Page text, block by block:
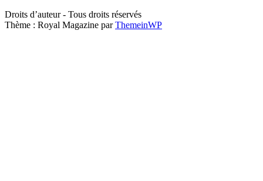
Droits d’auteur - Tous droits réservés
Thème : Royal Magazine parThemeinWP